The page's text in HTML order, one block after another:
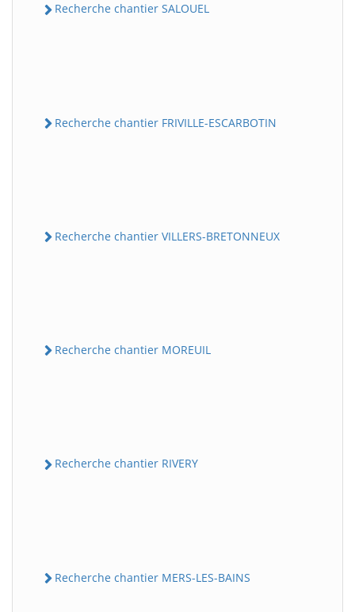
Recherche chantier SALOUEL
Recherche chantier FRIVILLE-ESCARBOTIN
Recherche chantier VILLERS-BRETONNEUX
Recherche chantier MOREUIL
Recherche chantier RIVERY
Recherche chantier MERS-LES-BAINS